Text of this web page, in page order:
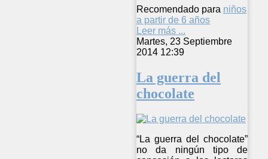
Recomendado para niños
a partir de 6 años
Leer más ...
Martes, 23 Septiembre
2014 12:39
La guerra del
chocolate
“La guerra del chocolate”
no da ningún tipo de